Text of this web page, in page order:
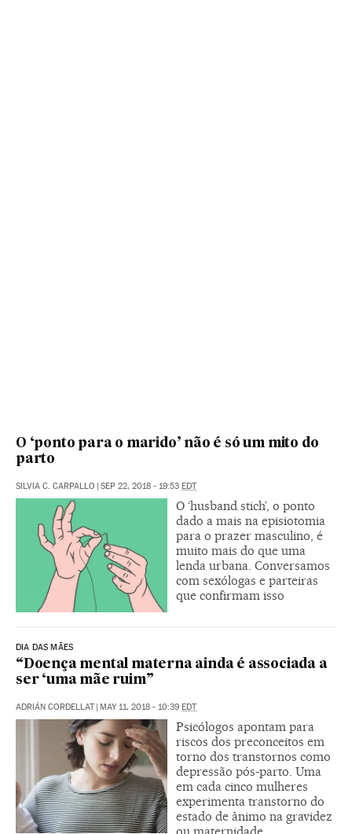
O ‘ponto para o marido’ não é só um mito do
parto
SILVIA C. CARPALLO | SEP 22, 2018 - 19:53 EDT
O ‘husband stich’, o ponto
dado a mais na episiotomia
para o prazer masculino, é
muito mais do que uma
lenda urbana. Conversamos
com sexólogas e parteiras
que confirmam isso
DIA DAS MÃES
“Doença mental materna ainda é associada a
ser ‘uma mãe ruim”
ADRIÁN CORDELLAT | MAY 11, 2018 - 10:39 EDT
Psicólogos apontam para
riscos dos preconceitos em
torno dos transtornos como
depressão pós-parto. Uma
em cada cinco mulheres
experimenta transtorno do
estado de ânimo na gravidez